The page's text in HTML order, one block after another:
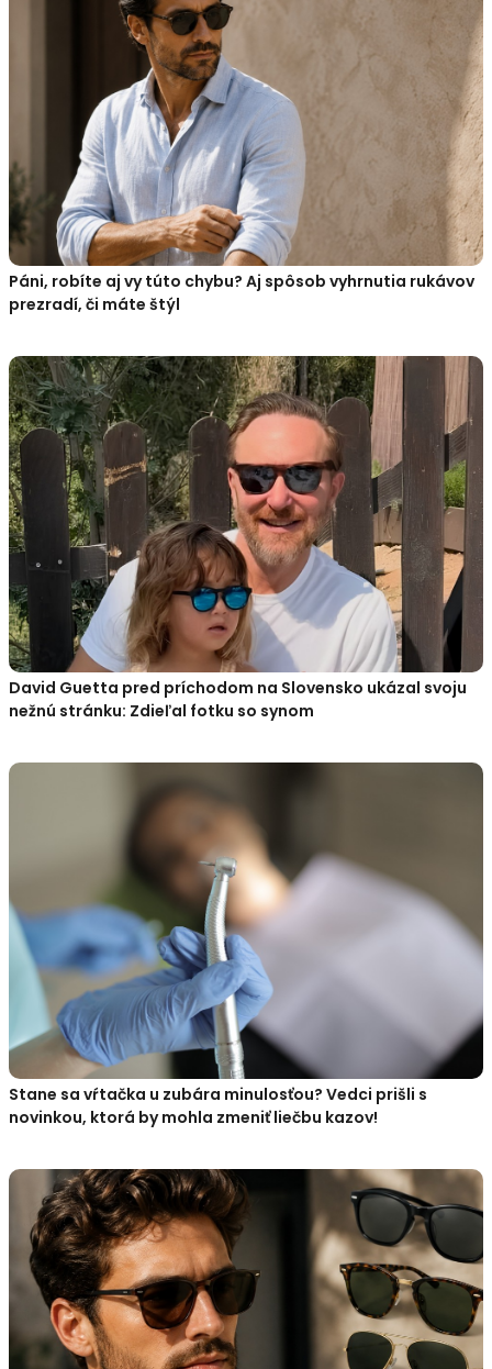
Páni, robíte aj vy túto chybu? Aj spôsob vyhrnutia rukávov
prezradí, či máte štýl
David Guetta pred príchodom na Slovensko ukázal svoju
nežnú stránku: Zdieľal fotku so synom
Stane sa vŕtačka u zubára minulosťou? Vedci prišli s
novinkou, ktorá by mohla zmeniť liečbu kazov!